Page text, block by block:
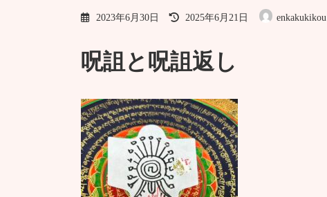
2023年6月30日
最
新
日
時
2025年6月21日 enkakukikou
呪詛と呪詛返し